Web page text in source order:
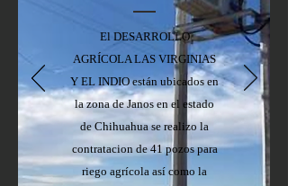
El DESARROLLO
AGRÍCOLA LAS VIRGINIAS
Y EL INDIO están ubicados en
la zona de Janos en el estado
de Chihuahua se realizo la
contratacion de 41 pozos para
riego agrícola así como la